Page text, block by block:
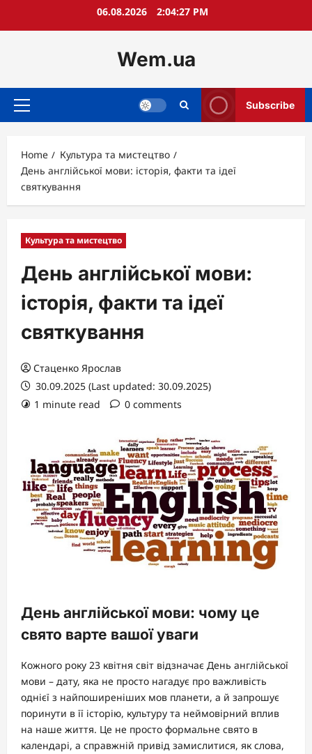
06.08.2026 2:04:28 PM
Wem.ua
Primary
Subscribe
Home
Культура та мистецтво
День англійської мови: історія, факти та ідеї
святкування
Культура та мистецтво
День англійської мови:
історія, факти та ідеї
святкування
Стаценко Ярослав
30.09.2025 (Last updated: 30.09.2025)
1 minute read
0 comments
День англійської мови: чому це
свято варте вашої уваги
Кожного року 23 квітня світ відзначає День англійської
мови – дату, яка не просто нагадує про важливість
однієї з найпоширеніших мов планети, а й запрошує
поринути в її історію, культуру та неймовірний вплив
на наше життя. Це не просто формальне свято в
календарі, а справжній привід замислитися, як слова,